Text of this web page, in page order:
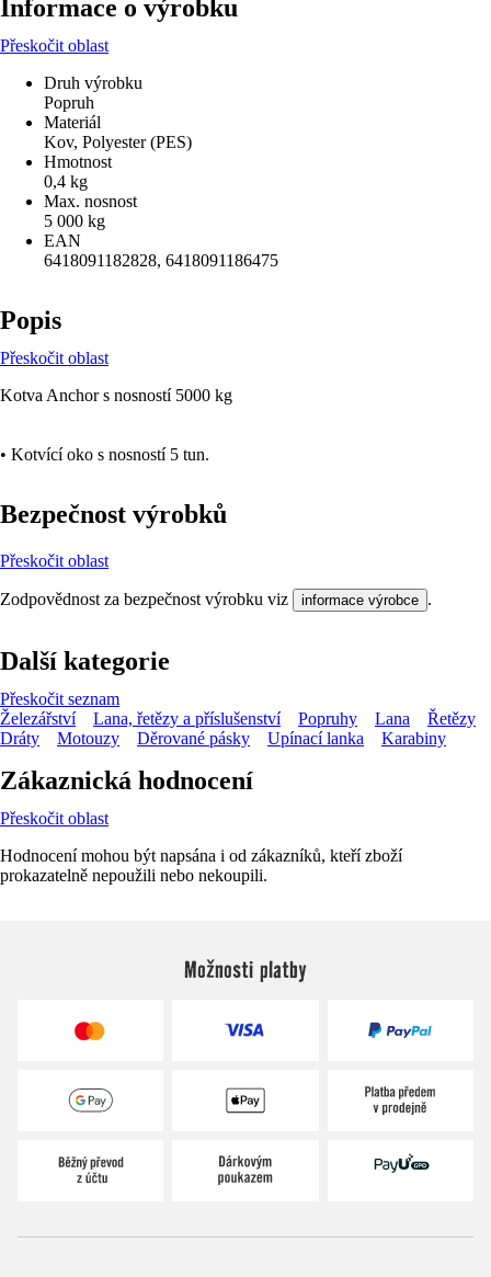
Informace o výrobku
Přeskočit oblast
Druh výrobku
Popruh
Materiál
Kov, Polyester (PES)
Hmotnost
0,4 kg
Max. nosnost
5 000 kg
EAN
6418091182828, 6418091186475
Popis
Přeskočit oblast
Kotva Anchor s nosností 5000 kg
• Kotvící oko s nosností 5 tun.
Bezpečnost výrobků
Přeskočit oblast
Zodpovědnost za bezpečnost výrobku viz informace výrobce .
Další kategorie
Přeskočit seznam
Železářství
Lana, řetězy a příslušenství Popruhy Lana
Řetězy
Dráty
Motouzy Děrované pásky Upínací lanka Karabiny
Zákaznická hodnocení
Přeskočit oblast
Hodnocení mohou být napsána i od zákazníků, kteří zboží
prokazatelně nepoužili nebo nekoupili.
Možnosti platby